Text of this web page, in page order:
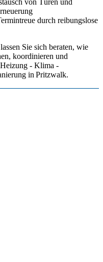
von Türen und
durch reibungslose
Sie sich beraten, wie
koordinieren und
- Klima -
in Pritzwalk.